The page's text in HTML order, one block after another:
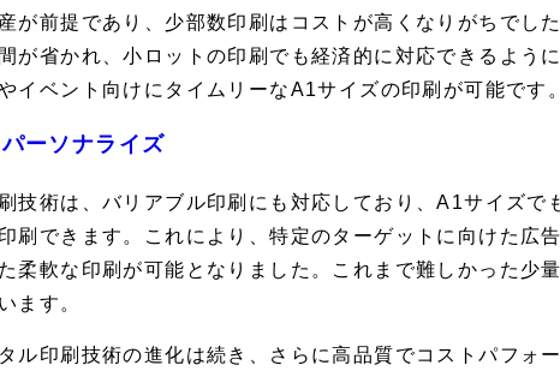
が前提であり、少部数印刷はコストが高くなりがちでし
が省かれ、小ロットの印刷でも経済的に対応できるよう
イベント向けにタイムリーなA1サイズの印刷が可能です。
ーソナライズ
技術は、バリアブル印刷にも対応しており、A1サイズで
刷できます。これにより、特定のターゲットに向けた広
柔軟な印刷が可能となりました。これまで難しかった少
ます。
ル印刷技術の進化は続き、さらに高品質でコストパフォ